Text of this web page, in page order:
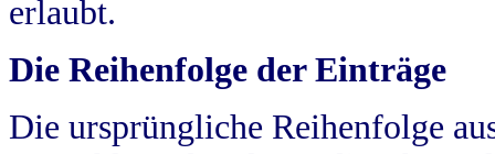
erlaubt.
Die Reihenfolge der Einträge
Die ursprüngliche Reihenfolge